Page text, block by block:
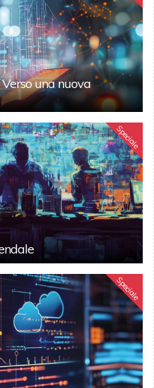
una nuova
Speciale
Speciale